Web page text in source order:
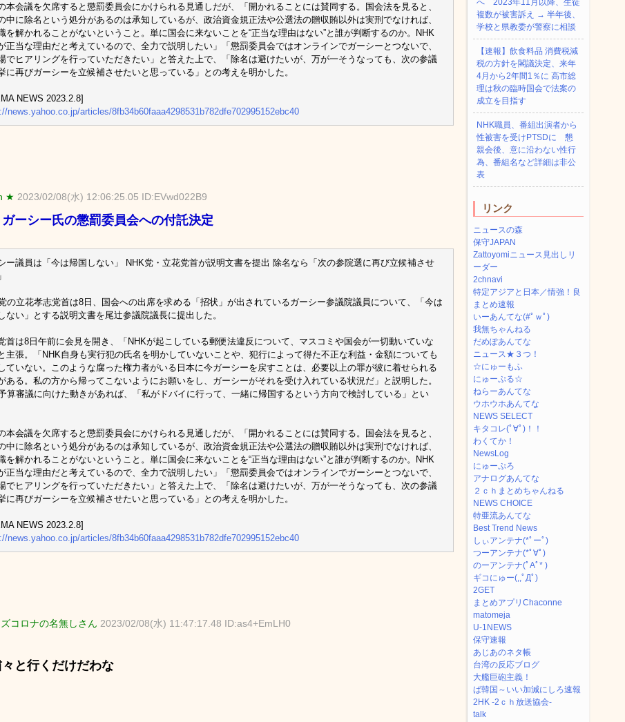
本会議を欠席すると懲罰委員会にかけられる見通しだが、「開かれることには賛同する。国会法を見ると、
中に除名という処分があるのは承知しているが、政治資金規正法や公選法の贈収賄以外は実刑でなければ、
を解かれることがないということ。単に国会に来ないことを“正当な理由はない”と誰が判断するのか。NHK
正当な理由だと考えているので、全力で説明したい」「懲罰委員会ではオンラインでガーシーとつないで、
でヒアリングを行っていただきたい」と答えた上で、「除名は避けたいが、万が一そうなっても、次の参議
に再びガーシーを立候補させたいと思っている」との考えを明かした。
NEWS 2023.2.8]
news.yahoo.co.jp/articles/8fb34b60faaa4298531b782dfe702995152ebc40
★ 2023/02/08(水) 12:06:25.05 ID:EVwd022B9
ーシー氏の懲罰委員会への付託決定
ー議員は「今は帰国しない」 NHK党・立花党首が説明文書を提出 除名なら「次の参院選に再び立候補させ
の立花孝志党首は8日、国会への出席を求める「招状」が出されているガーシー参議院議員について、「今は
ない」とする説明文書を尾辻参議院議長に提出した。
首は8日午前に会見を開き、「NHKが起こしている郵便法違反について、マスコミや国会が一切動いていな
主張。「NHK自身も実行犯の氏名を明かしていないことや、犯行によって得た不正な利益・金額についても
ていない。このような腐った権力者がいる日本に今ガーシーを戻すことは、必要以上の罪が彼に着せられる
ある。私の方から帰ってこないようにお願いをし、ガーシーがそれを受け入れている状況だ」と説明した。
算審議に向けた動きがあれば、「私がドバイに行って、一緒に帰国するという方向で検討している」とい
本会議を欠席すると懲罰委員会にかけられる見通しだが、「開かれることには賛同する。国会法を見ると、
中に除名という処分があるのは承知しているが、政治資金規正法や公選法の贈収賄以外は実刑でなければ、
を解かれることがないということ。単に国会に来ないことを“正当な理由はない”と誰が判断するのか。NHK
正当な理由だと考えているので、全力で説明したい」「懲罰委員会ではオンラインでガーシーとつないで、
でヒアリングを行っていただきたい」と答えた上で、「除名は避けたいが、万が一そうなっても、次の参議
に再びガーシーを立候補させたいと思っている」との考えを明かした。
NEWS 2023.2.8]
news.yahoo.co.jp/articles/8fb34b60faaa4298531b782dfe702995152ebc40
コロナの名無しさん 2023/02/08(水) 11:47:17.48 ID:as4+EmLH0
々と行くだけだわな
へ 2023年11月以降、生徒
複数が被害訴え → 半年後、
学校と県教委が警察に相談
【速報】飲食料品 消費税減
税の方針を閣議決定、来年
4月から2年間1％に 高市総
理は秋の臨時国会で法案の
成立を目指す
NHK職員、番組出演者から
性被害を受けPTSDに 懇
親会後、意に沿わない性行
為、番組名など詳細は非公
表
リンク
ニュースの森
保守JAPAN
Zattoyomiニュース見出しリ
ーダー
2chnavi
特定アジアと日本／情強！良
まとめ速報
いーあんてな(#ﾟｗﾟ)
我無ちゃんねる
だめぽあんてな
ニュース★３つ！
☆にゅーもふ
にゅーぷる☆
ねらーあんてな
ウホウホあんてな
NEWS SELECT
キタコレ(ﾟ∀ﾟ)！！
わくてか！
NewsLog
にゅーぷろ
アナログあんてな
２ｃｈまとめちゃんねる
NEWS CHOICE
特亜流あんてな
Best Trend News
しぃアンテナ(*ﾟーﾟ)
つーアンテナ(*ﾟ∀ﾟ)
のーアンテナ(ﾟAﾟ* )
ギコにゅー(,,ﾟДﾟ)
2GET
まとめアプリChaconne
matomeja
U-1NEWS
保守速報
あじあのネタ帳
台湾の反応ブログ
大艦巨砲主義！
ば韓国～いい加減にしろ速報
2HK -2ｃｈ放送協会-
talk